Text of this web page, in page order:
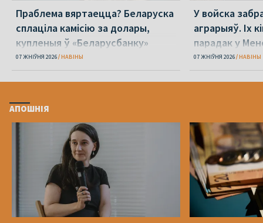
Праблема вяртаецца? Беларуска
сплаціла камісію за долары,
купленыя ў «Беларусбанку»
07 ЖНІЎНЯ 2026 НАВІНЫ
У войска
аграрыяў. Іх
парадак у
07 ЖНІЎНЯ 2026 НАВІНЫ
АПОШНІЯ